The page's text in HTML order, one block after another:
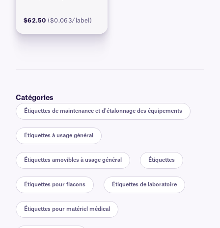
$62.50 ($0.063/label)
Catégories
Étiquettes de maintenance et d'étalonnage des équipements
Étiquettes à usage général
Étiquettes amovibles à usage général Étiquettes
Étiquettes pour flacons Étiquettes de laboratoire
Étiquettes pour matériel médical